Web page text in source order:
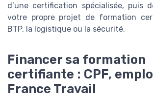
d’une certification spécialisée, puis
votre propre projet de formation
BTP, la logistique ou la sécurité.
Financer sa formation
certifiante : CPF,
France Travail